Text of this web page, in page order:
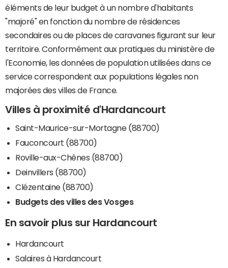
éléments de leur budget à un nombre d'habitants
"majoré" en fonction du nombre de résidences
secondaires ou de places de caravanes figurant sur leur
territoire. Conformément aux pratiques du ministère de
l'Economie, les données de population utilisées dans ce
service correspondent aux populations légales non
majorées des villes de France.
Villes à proximité d'Hardancourt
Saint-Maurice-sur-Mortagne (88700)
Fauconcourt (88700)
Roville-aux-Chênes (88700)
Deinvillers (88700)
Clézentaine (88700)
Budgets des villes des Vosges
En savoir plus sur Hardancourt
Hardancourt
Salaires à Hardancourt